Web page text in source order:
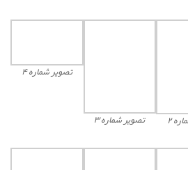
۲ تصویر شماره ۳
تصویر شماره ۴